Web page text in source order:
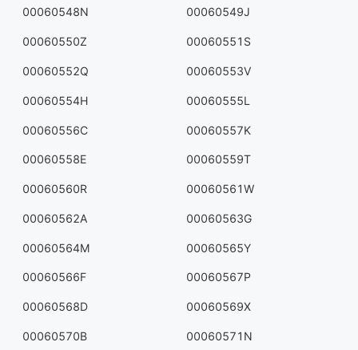
00060548N 00060549J
00060550Z 00060551S
00060552Q 00060553V
00060554H 00060555L
00060556C 00060557K
00060558E 00060559T
00060560R 00060561W
00060562A 00060563G
00060564M 00060565Y
00060566F 00060567P
00060568D 00060569X
00060570B 00060571N